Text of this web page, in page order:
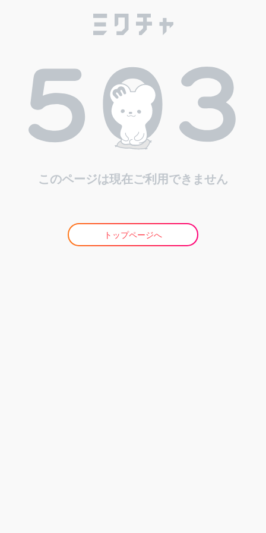
このページは現在ご利用できません